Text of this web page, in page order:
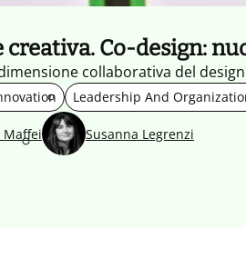
creativa. Co-design:
collaborativa del
Leadership And
Maffei Susanna Legrenzi